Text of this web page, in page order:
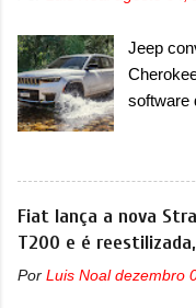
ainda
colocará
BYD
conta
modelos
SUV, o
Jeep
software
Jeep
um
Grand
Limited,
Fiat lança a nova
T200 e é
Por Luis Noal dezembro